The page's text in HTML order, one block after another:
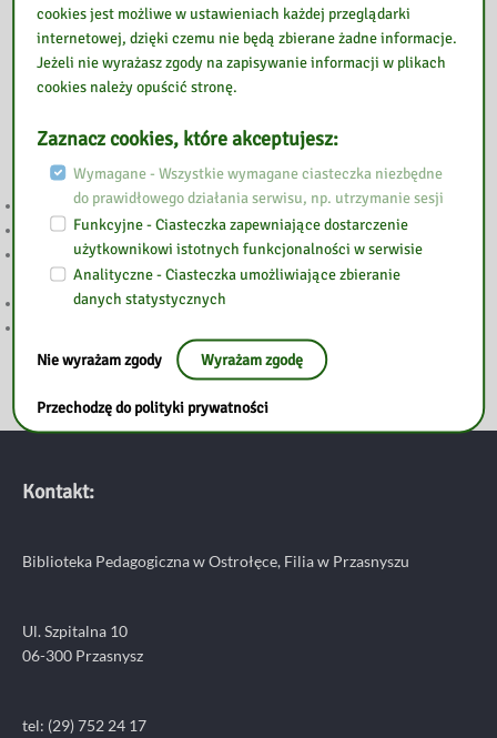
Przeczytaj
GŁOSOWANIE BOM
NA RATUNEK EMOCJOM
WYNIKI KONKURSU „POP-UP – ILUSTRACJA W TRZECH
WYMIARACH”
PODSUMOWANIE TYGODNIA BIBLIOTEK
Kontakt:
Biblioteka Pedagogiczna w Ostrołęce, Filia w Przasnyszu
Ul. Szpitalna 10
06-300 Przasnysz
tel: (29) 752 24 17
cookies jest możliwe w ustawieniach każdej przeglądarki
internetowej, dzięki czemu nie będą zbierane żadne informacje.
Jeżeli nie wyrażasz zgody na zapisywanie informacji w plikach
cookies należy opuścić stronę.
Zaznacz cookies, które akceptujesz:
Wymagane - Wszystkie wymagane ciasteczka niezbędne
do prawidłowego działania serwisu, np. utrzymanie sesji
Funkcyjne - Ciasteczka zapewniające dostarczenie
użytkownikowi istotnych funkcjonalności w serwisie
Analityczne - Ciasteczka umożliwiające zbieranie
danych statystycznych
Nie wyrażam zgody Wyrażam zgodę
Przechodzę do polityki prywatności